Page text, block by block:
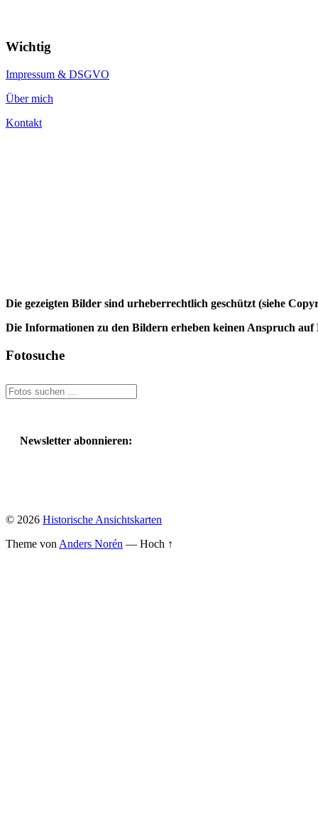
Wichtig
Impressum & DSGVO
Über mich
Kontakt
Die gezeigten Bilder sind urheberrechtlich geschützt (siehe
Die Informationen zu den Bildern erheben keinen Anspruch
Fotosuche
Suchen
Newsletter abonnieren:
© 2026 Historische Ansichtskarten
Theme von Anders Norén — Hoch ↑